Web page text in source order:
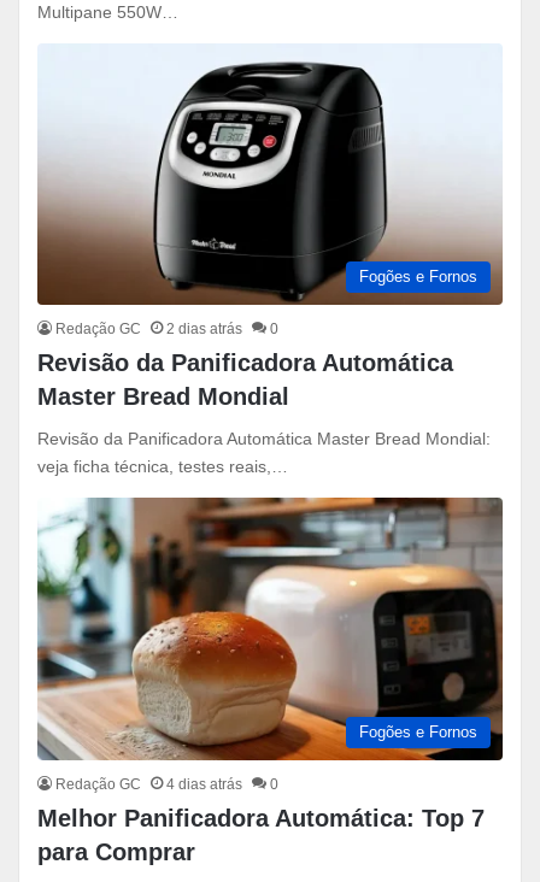
Multipane 550W…
Fogões e Fornos
Redação GC 2 dias atrás 0
Revisão da Panificadora Automática
Master Bread Mondial
Revisão da Panificadora Automática Master Bread Mondial:
veja ficha técnica, testes reais,…
Fogões e Fornos
Redação GC 4 dias atrás 0
Melhor Panificadora Automática: Top 7
para Comprar